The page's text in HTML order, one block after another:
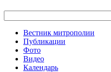
Вестник митрополии
Публикации
Фото
Видео
Календарь